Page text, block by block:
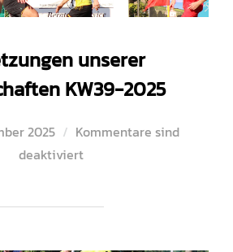
unserer
KW39-2025
2025
Kommentare sind
deaktiviert